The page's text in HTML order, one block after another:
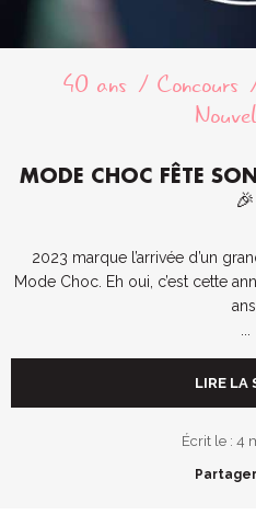
40 ans Concours
MODE CHOC FÊTE
🎉
2023 marque l’arrivée d’un
Mode Choc. Eh oui, c’est cette
...
LIRE LA
Écrit le : 4
Partager